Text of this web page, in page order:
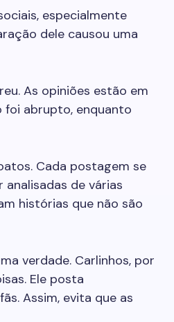
especialmente
dele causou uma
As opiniões estão em
foi abrupto, enquanto
Cada postagem se
de várias
histórias que não são
verdade. Carlinhos, por
Ele posta
Assim, evita que as